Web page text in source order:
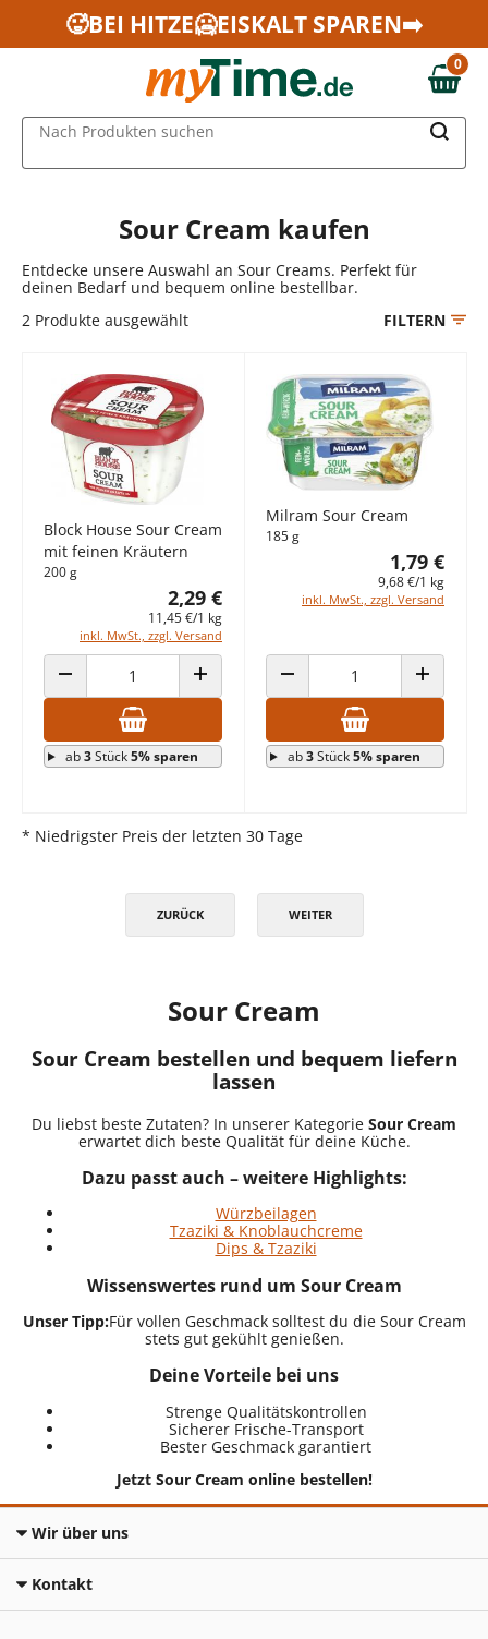
Zum Hauptinhalt springen
Zur Navigation springen
Zur Suche springen
🥵BEI HITZE🥶EISKALT SPAREN➡️
0,00 €
0
Nach Produkten suchen
Sour Cream kaufen
Entdecke unsere Auswahl an Sour Creams. Perfekt für
deinen Bedarf und bequem online bestellbar.
2 Produkte ausgewählt FILTERN
Block House Sour Cream
mit feinen Kräutern
200 g
2,29 €
11,45 €/1 kg
inkl. MwSt., zzgl. Versand
ANZAHL VERRINGERN ANZAHL ERHÖHEN
ab3Stück5% sparen
Milram Sour Cream
185 g
1,79 €
9,68 €/1 kg
inkl. MwSt., zzgl. Versand
ANZAHL VERRINGERN ANZAHL
ab3Stück5% sparen
* Niedrigster Preis der letzten 30 Tage
ZURÜCK WEITER
Sour Cream
Sour Cream bestellen und bequem liefern
lassen
Du liebst beste Zutaten? In unserer Kategorie Sour Cream
erwartet dich beste Qualität für deine Küche.
Dazu passt auch – weitere Highlights:
Würzbeilagen
Tzaziki & Knoblauchcreme
Dips & Tzaziki
Wissenswertes rund um Sour Cream
Unser Tipp:Für vollen Geschmack solltest du die Sour Cream
stets gut gekühlt genießen.
Deine Vorteile bei uns
Strenge Qualitätskontrollen
Sicherer Frische-Transport
Bester Geschmack garantiert
Jetzt Sour Cream online bestellen!
Wir über uns
Kontakt